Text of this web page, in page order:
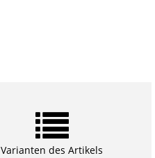
Varianten des Artikels